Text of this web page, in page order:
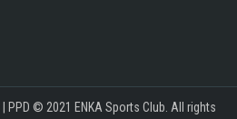
| PPD © 2021 ENKA Sports Club. All rights